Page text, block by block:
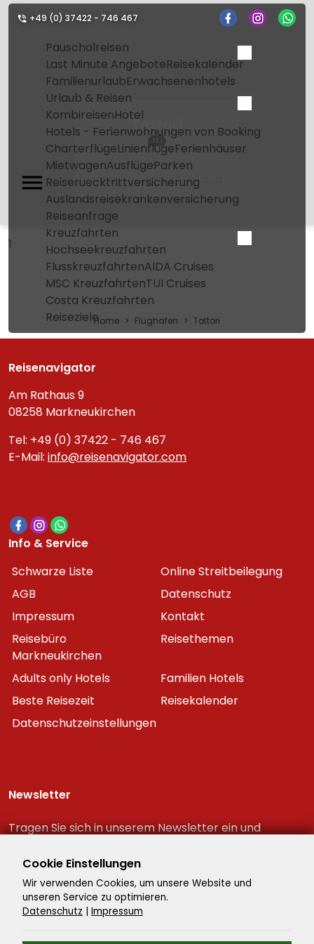
+49 (0) 37422 - 746 467
Pauschalreisen
Last Minute AngeboteReisekalender
FamilienurlaubErwachsenenhotels
Urlaub & Reisen
KombireisenHotel
Hotels - Ferienwohnungen von Booking
CharterflügeLinienflügeFerienhäuser
MietwagenAusflügeParken
Reiseruecktrittversicherung
Auslandsreisekrankenversicherung
Reiseanfrage
Kreuzfahrten
Hochseekreuzfahrten
FlusskreuzfahrtenAIDA Cruises
MSC KreuzfahrtenTUI Cruises
Costa Kreuzfahrten
Reiseziele
Tottori
TTJ
Home Flughafen Tottori
1
Home Flughafen Tottori
Reisenavigator
Am Rathaus 9
08258 Markneukirchen
Tel: +49 (0) 37422 - 746 467
E-Mail: info@reisenavigator.com
Info & Service
Schwarze Liste
Online Streitbeilegung
AGB
Datenschutz
Impressum
Kontakt
Reisebüro
Markneukirchen
Reisethemen
Adults only Hotels
Familien Hotels
Beste Reisezeit
Reisekalender
Datenschutzeinstellungen
Newsletter
Tragen Sie sich in unserem Newsletter ein und
Reiseschnäppchen!
Cookie Einstellungen
Wir verwenden Cookies, um unsere Website und
unseren Service zu optimieren.
Datenschutz | Impressum